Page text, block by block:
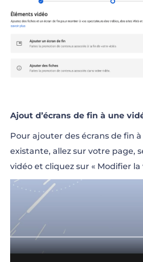
Ajout d’écrans de fin à une
Pour ajouter des écrans de fin
existante, allez sur votre page,
vidéo et cliquez sur « Modifier la